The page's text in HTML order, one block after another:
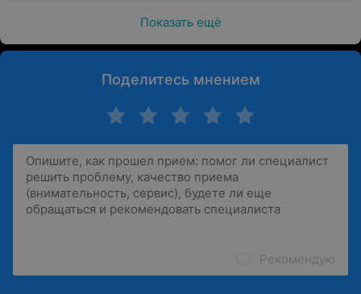
Показать ещё
Поделитесь мнением
Рекомендую